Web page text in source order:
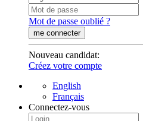
Mot de passe oublié ?
me connecter
Nouveau candidat:
Créez votre compte
English
Français
Connectez-vous